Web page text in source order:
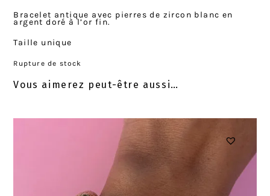
Bracelet antique avec pierres de zircon blanc en
argent doré à l’or fin.
Taille unique
Rupture de stock
Vous aimerez peut-être aussi…